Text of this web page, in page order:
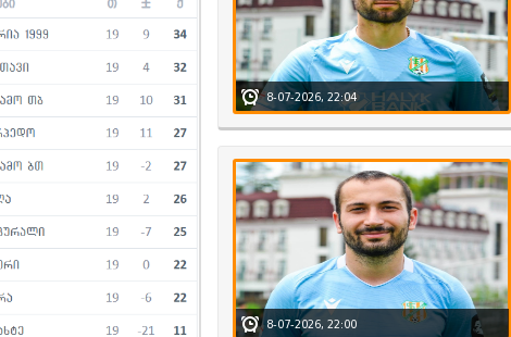
8-07-2026, 22:04
8-07-2026, 22:00